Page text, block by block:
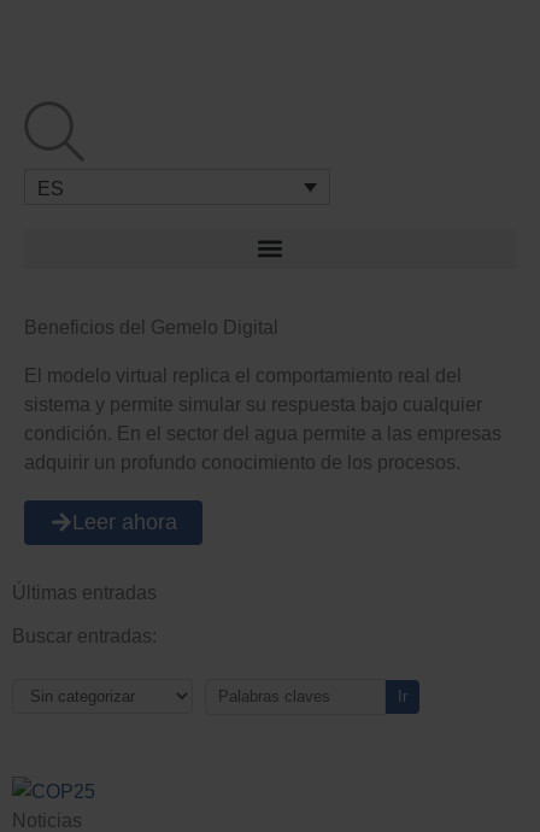
ES
Beneficios del Gemelo Digital
El modelo virtual replica el comportamiento real del
sistema y permite simular su respuesta bajo cualquier
condición. En el sector del agua permite a las empresas
adquirir un profundo conocimiento de los procesos.
Leer ahora
Últimas entradas
Buscar entradas:
Noticias